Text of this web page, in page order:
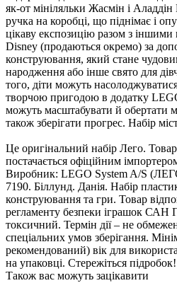
як-от мініляльки Жасмін і
ручка на коробці, що піднімає і
цікаву експозицію разом з
Disney (продаються окремо) за
конструювання, який стане
народження або інше свято для
того, діти можуть
творчою пригодою в додатку
можуть масштабувати й обертати
також зберігати прогрес. Набір
Це оригінальний набір Лего.
постачається офіційним
иробник: LEGO System A/S
7190. Біллунд. Данія. Набір
конструювання та гри. Товар
регламенту безпеки іграшок САН
токсичний. Термін дії – не
спеціальних умов зберігання.
рекомендований) вік для
на упаковці. Стережіться підробок!
Також вас можуть зацікавити